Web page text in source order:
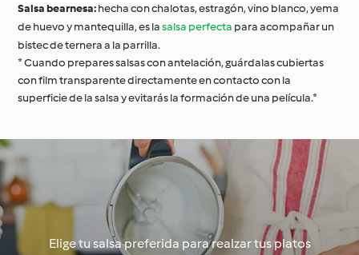
Salsa bearnesa:hecha con chalotas, estragón, vino blanco, yema
de huevo y mantequilla, es lasalsa perfecta para acompañar un
bistec de ternera a la parrilla.
* Cuando prepares salsas con antelación, guárdalas cubiertas
con film transparente directamente en contacto con la
superficie de la salsa y evitarás la formación de una película.*
Elige tu salsa preferida para realzar tus platos